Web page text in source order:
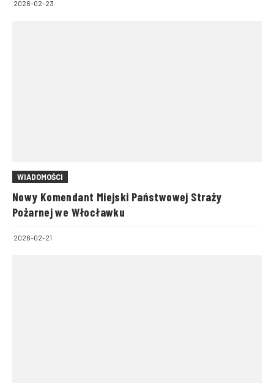
2026-02-23
WIADOMOŚCI
Nowy Komendant Miejski Państwowej Straży
Pożarnej we Włocławku
2026-02-21